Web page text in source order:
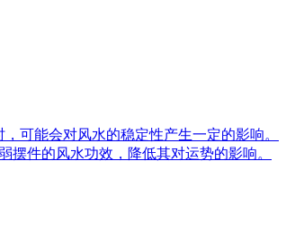
可能会对风水的稳定性产生一定的影响。
件的风水功效，降低其对运势的影响。